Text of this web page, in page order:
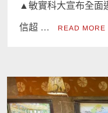
▲敏實科大宣布全面
信超 … READ MORE